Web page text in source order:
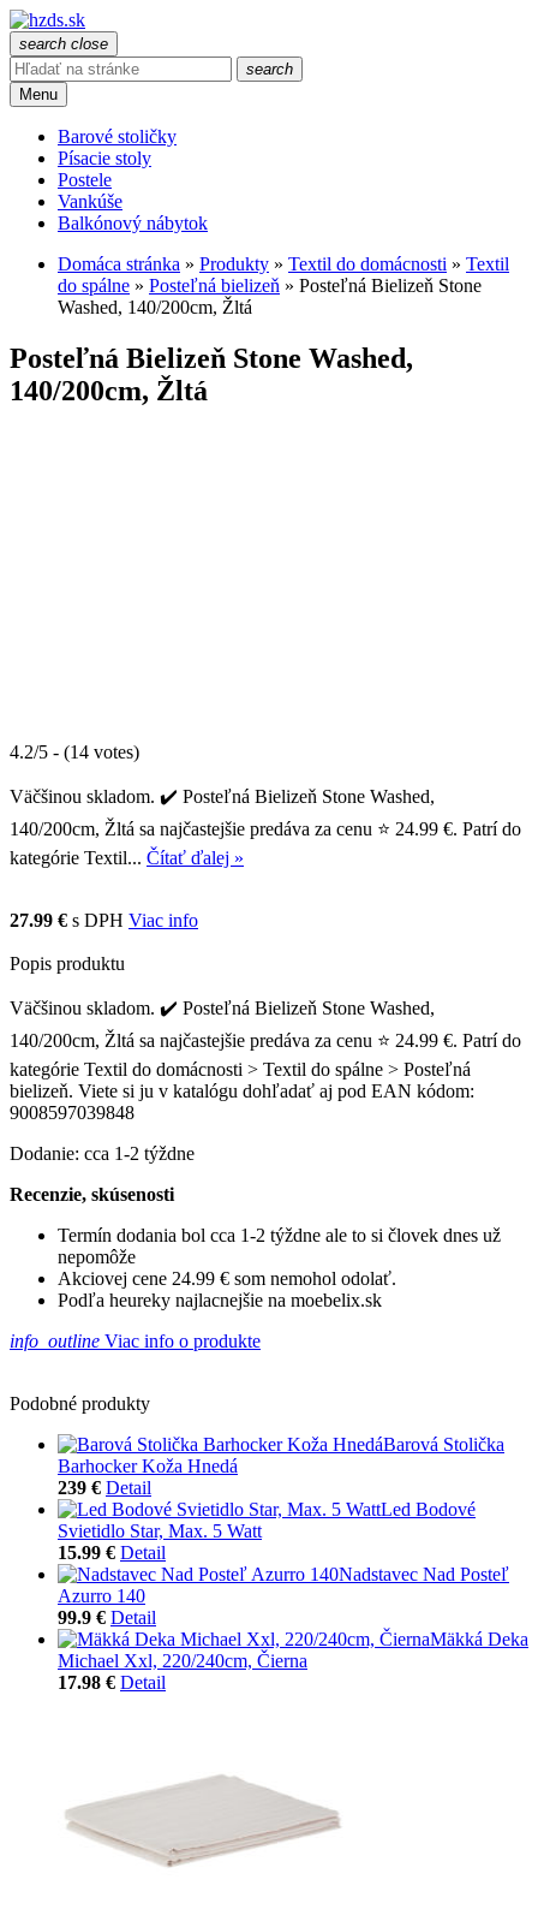
search close
search
Menu
Barové stoličky
Písacie stoly
Postele
Vankúše
Balkónový nábytok
Domáca stránka » Produkty » Textil do domácnosti » Textil
do spálne » Posteľná bielizeň » Posteľná Bielizeň Stone
Washed, 140/200cm, Žltá
Posteľná Bielizeň Stone Washed,
140/200cm, Žltá
4.2/5 - (14 votes)
Väčšinou skladom. ✔️ Posteľná Bielizeň Stone Washed,
140/200cm, Žltá sa najčastejšie predáva za cenu ⭐ 24.99 €. Patrí do
kategórie Textil... Čítať ďalej »
27.99 € s DPH Viac info
Popis produktu
Väčšinou skladom. ✔️ Posteľná Bielizeň Stone Washed,
140/200cm, Žltá sa najčastejšie predáva za cenu ⭐ 24.99 €. Patrí do
kategórie Textil do domácnosti > Textil do spálne > Posteľná
bielizeň. Viete si ju v katalógu dohľadať aj pod EAN kódom:
9008597039848
Dodanie: cca 1-2 týždne
Recenzie, skúsenosti
Termín dodania bol cca 1-2 týždne ale to si človek dnes už
nepomôže
Akciovej cene 24.99 € som nemohol odolať.
Podľa heureky najlacnejšie na moebelix.sk
info_outline Viac info o produkte
Podobné produkty
Barová Stolička
Barhocker Koža Hnedá
239 € Detail
Led Bodové
Svietidlo Star, Max. 5 Watt
15.99 € Detail
Nadstavec Nad Posteľ
Azurro 140
99.9 € Detail
Mäkká Deka
Michael Xxl, 220/240cm, Čierna
17.98 € Detail